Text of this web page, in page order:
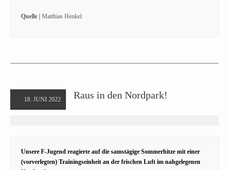
Quelle | Matthias Henkel
18. JUNI 2022 Raus in den Nordpark!
Unsere F-Jugend reagierte auf die samstägige Sommerhitze mit einer
(vorverlegten) Trainingseinheit an der frischen Luft im nahgelegenen